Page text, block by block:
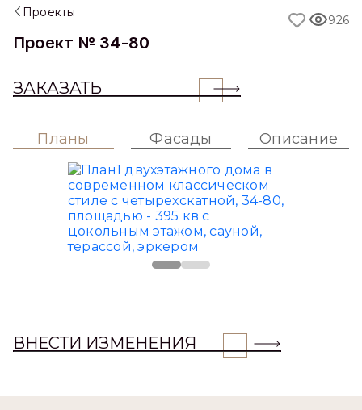
Проекты
Проект № 34-80
ЗАКАЗАТЬ
926
Планы Фасады Описание
ВНЕСТИ ИЗМЕНЕНИЯ